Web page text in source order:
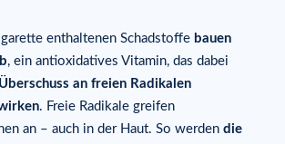
enthaltenen Schadstoffe bauen
, ein antioxidatives Vitamin, das dabei
an freien Radikalen
. Freie Radikale greifen
an – auch in der Haut. So werden die